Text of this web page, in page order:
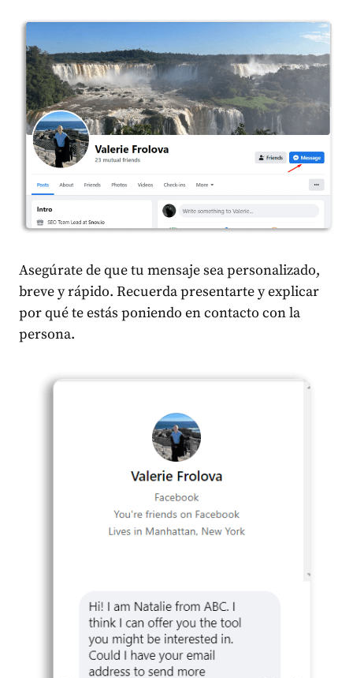
Asegúrate de que tu mensaje sea personalizado,
breve y rápido. Recuerda presentarte y explicar
por qué te estás poniendo en contacto con la
persona.